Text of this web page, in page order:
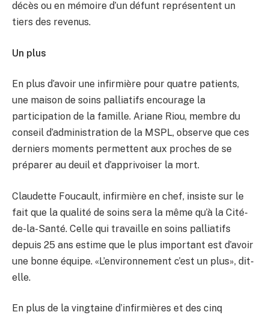
décès ou en mémoire d’un défunt représentent un
tiers des revenus.
Un plus
En plus d’avoir une infirmière pour quatre patients,
une maison de soins palliatifs encourage la
participation de la famille. Ariane Riou, membre du
conseil d’administration de la MSPL, observe que ces
derniers moments permettent aux proches de se
préparer au deuil et d’apprivoiser la mort.
Claudette Foucault, infirmière en chef, insiste sur le
fait que la qualité de soins sera la même qu’à la Cité-
de-la-Santé. Celle qui travaille en soins palliatifs
depuis 25 ans estime que le plus important est d’avoir
une bonne équipe. «L’environnement c’est un plus», dit-
elle.
En plus de la vingtaine d’infirmières et des cinq